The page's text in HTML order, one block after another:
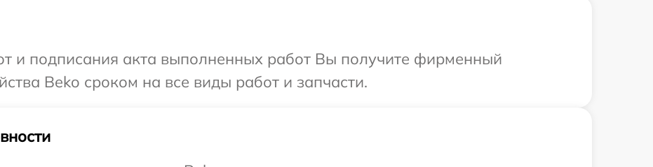
и подписания акта выполненных работ Вы получите фирменный
Beko сроком на все виды работ и запчасти.